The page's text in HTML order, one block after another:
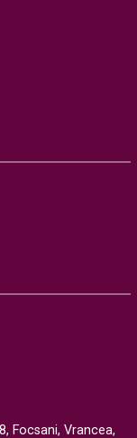
Focsani, Vrancea,